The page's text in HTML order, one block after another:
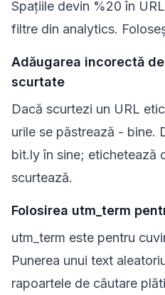
Spațiile devin %20 în
filtre din analytics.
Adăugarea incorectă
scurtate
Dacă scurtezi un URL
urile se păstrează - bine.
bit.ly în sine; etichetează
scurtează.
Folosirea utm_term
utm_term este pentru
Punerea unui text
rapoartele de căutare